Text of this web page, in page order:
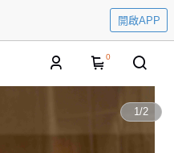
開啟APP
0
1/2